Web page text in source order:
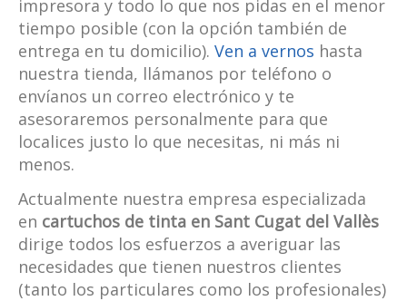
impresora y todo lo que nos pidas en el menor
tiempo posible (con la opción también de
entrega en tu domicilio). Ven a vernos hasta
nuestra tienda, llámanos por teléfono o
envíanos un correo electrónico y te
asesoraremos personalmente para que
localices justo lo que necesitas, ni más ni
menos.
Actualmente nuestra empresa especializada
en cartuchos de tinta en Sant Cugat del Vallès
dirige todos los esfuerzos a averiguar las
necesidades que tienen nuestros clientes
(tanto los particulares como los profesionales)